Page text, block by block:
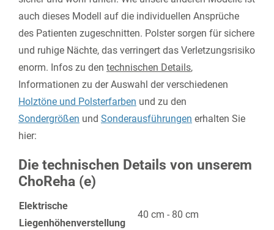
auch dieses Modell auf die individuellen Ansprüche
des Patienten zugeschnitten. Polster sorgen für sichere
und ruhige Nächte, das verringert das Verletzungsrisiko
enorm. Infos zu den technischen Details,
Informationen zu der Auswahl der verschiedenen
Holztöne und Polsterfarben und zu den
Sondergrößen und Sonderausführungen erhalten Sie
hier:
Die technischen Details von unserem
ChoReha (e)
Elektrische
Liegenhöhenverstellung
40 cm - 80 cm